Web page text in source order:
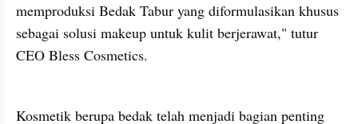
memproduksi Bedak Tabur yang diformulasikan khusus
sebagai solusi makeup untuk kulit berjerawat," tutur
CEO Bless Cosmetics.
Kosmetik berupa bedak telah menjadi bagian penting